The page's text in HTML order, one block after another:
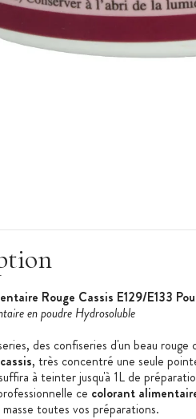
Rouge Cassis E129/E133
en poudre Hydrosoluble
des confiseries d'un beau rouge
, très concentré une seule
à teinter jusqu'à 1L de
ce colorant
toutes vos préparations.